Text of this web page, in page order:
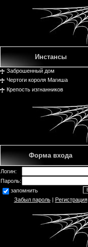
Инстансы
Заброшенный дом
Чертоги короля Магиша
Крепость изгнанников
Форма входа
Логин:
Пароль:
запомнить
Забыл пароль| Регистрация